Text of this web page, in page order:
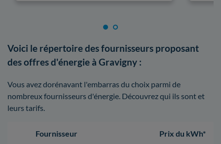
Voici le répertoire des fournisseurs proposant
des offres d'énergie à Gravigny :
Vous avez dorénavant l'embarras du choix parmi de
nombreux fournisseurs d'énergie. Découvrez qui ils sont et
leurs tarifs.
Fournisseur Prix du kWh*